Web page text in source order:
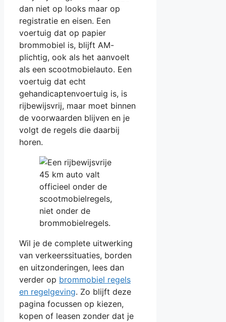
dan niet op looks maar op
registratie en eisen. Een
voertuig dat op papier
brommobiel is, blijft AM-
plichtig, ook als het aanvoelt
als een scootmobielauto. Een
voertuig dat echt
gehandicaptenvoertuig is, is
rijbewijsvrij, maar moet binnen
de voorwaarden blijven en je
volgt de regels die daarbij
horen.
Wil je de complete uitwerking
van verkeerssituaties, borden
en uitzonderingen, lees dan
verder op brommobiel regels
en regelgeving. Zo blijft deze
pagina focussen op kiezen,
kopen of leasen zonder dat je